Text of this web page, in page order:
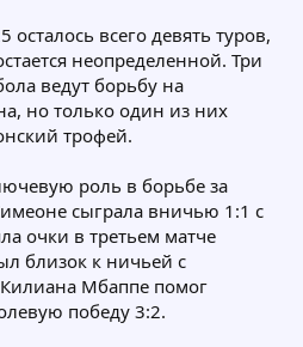
осталось всего девять туров,
неопределенной. Три
ведут борьбу на
но только один из них
трофей.
роль в борьбе за
сыграла вничью 1:1 с
очки в третьем матче
близок к ничьей с
Мбаппе помог
победу 3:2.